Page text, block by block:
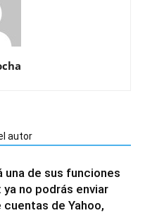
autor
una de sus funciones
no podrás enviar
de Yahoo,